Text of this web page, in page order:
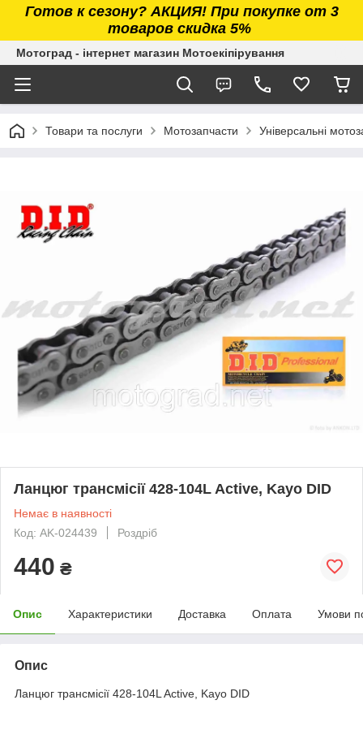
Готов к сезону? АКЦИЯ! При покупке от 3
товаров скидка 5%
Мотоград - інтернет магазин Мотоекіпірування
Товари та послуги Мотозапчасти Універсальні
Ланцюг трансмісії 428-104L Active, Kayo DID
Немає в наявності
Код: AK-024439
Роздріб
440 ₴
Опис Характеристики Доставка Оплата Умови
Опис
Ланцюг трансмісії 428-104L Active, Kayo DID